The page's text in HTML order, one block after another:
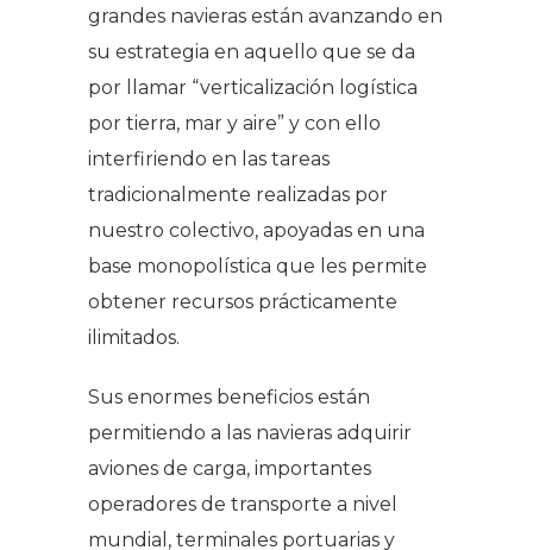
grandes navieras están avanzando en
su estrategia en aquello que se da
por llamar “verticalización logística
por tierra, mar y aire” y con ello
interfiriendo en las tareas
tradicionalmente realizadas por
nuestro colectivo, apoyadas en una
base monopolística que les permite
obtener recursos prácticamente
ilimitados.
Sus enormes beneficios están
permitiendo a las navieras adquirir
aviones de carga, importantes
operadores de transporte a nivel
mundial, terminales portuarias y